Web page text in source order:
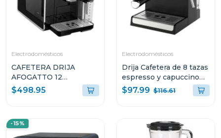
Electrodomésticos
CAFETERA DRIJA
AFOGATTO 12
ESPRESSO Y
CAPUCCINO CON
INTEGRADO
$498.95
Electrodomésticos
Drija Cafetera de 8 tazas
espresso y capuccino
sistema digital con
sistema espumador
$97.99 $116.61
-15%